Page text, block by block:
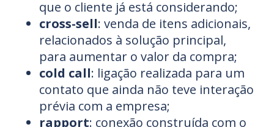
que o cliente já está considerando;
cross-sell: venda de itens adicionais,
relacionados à solução principal,
para aumentar o valor da compra;
cold call: ligação realizada para um
contato que ainda não teve interação
prévia com a empresa;
rapport: conexão construída com o